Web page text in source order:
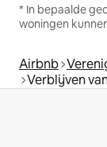
* In bepaalde
woningen
Airbnb
Verblijven